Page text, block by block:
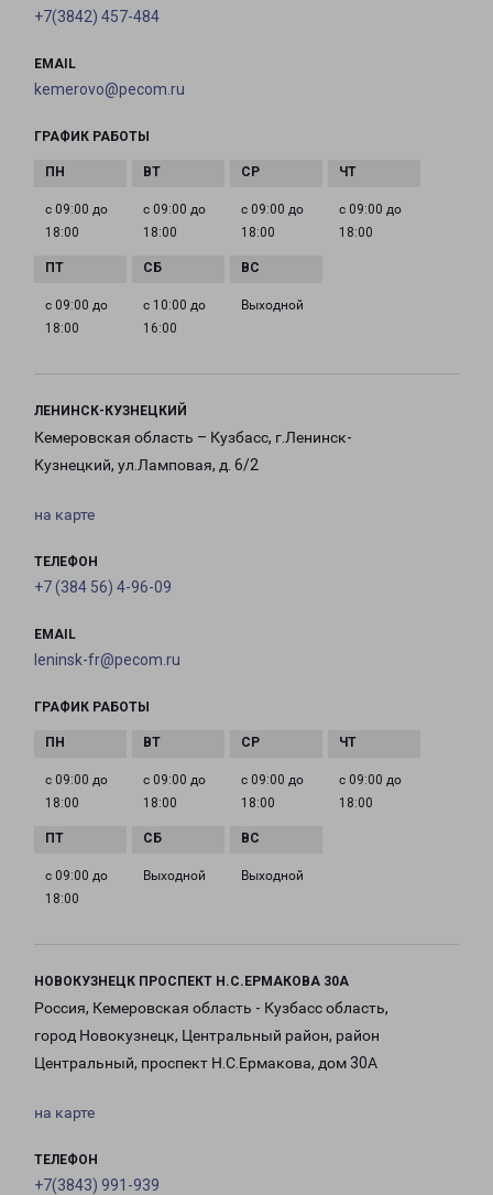
+7(3842) 457-484
EMAIL
kemerovo@pecom.ru
ГРАФИК РАБОТЫ
с 09:00 до
18:00
с 09:00 до
18:00
с 09:00 до
18:00
с 09:00 до
18:00
с 09:00 до
18:00
с 10:00 до
16:00
Выходной
ЛЕНИНСК-КУЗНЕЦКИЙ
Кемеровская область – Кузбасс, г.Ленинск-
Кузнецкий, ул.Ламповая, д. 6/2
на карте
ТЕЛЕФОН
+7 (384 56) 4-96-09
EMAIL
leninsk-fr@pecom.ru
ГРАФИК РАБОТЫ
с 09:00 до
18:00
с 09:00 до
18:00
с 09:00 до
18:00
с 09:00 до
18:00
с 09:00 до
18:00
Выходной Выходной
НОВОКУЗНЕЦК ПРОСПЕКТ Н.С.ЕРМАКОВА 30А
Россия, Кемеровская область - Кузбасс область,
город Новокузнецк, Центральный район, район
Центральный, проспект Н.С.Ермакова, дом 30А
на карте
ТЕЛЕФОН
+7(3843) 991-939